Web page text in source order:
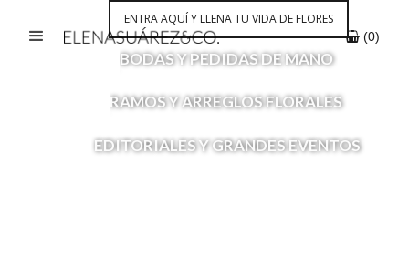
 (0)
-
ENTRA AQUÍ Y LLENA TU VIDA DE FLORES
BODAS Y PEDIDAS DE MANO
RAMOS Y ARREGLOS FLORALES
EDITORIALES Y GRANDES EVENTOS